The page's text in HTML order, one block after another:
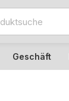
Geschäft